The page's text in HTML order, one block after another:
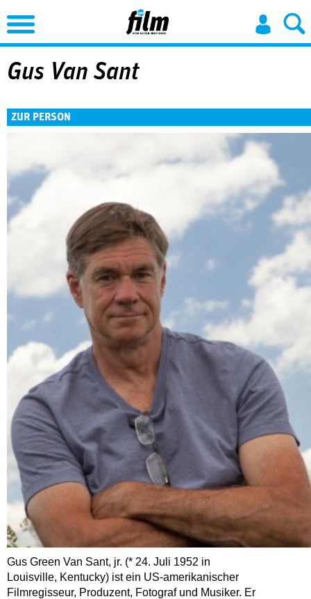
Jump to Navigation
Gus Van Sant
ZUR PERSON
Gus Green Van Sant, jr. (* 24. Juli 1952 in
Louisville, Kentucky) ist ein US-amerikanischer
Filmregisseur, Produzent, Fotograf und Musiker. Er